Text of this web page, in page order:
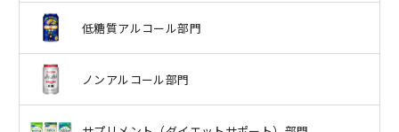
低糖質アルコール部門
ノンアルコール部門